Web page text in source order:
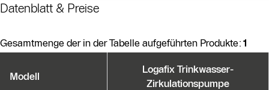
Diese Pumpe ist besonders geeignet für Ein- und
Datenblatt & Preise
Gesamtmenge der in der Tabelle aufgeführten Produkte: 1
Modell
Logafix Trinkwasser-
Zirkulationspumpe